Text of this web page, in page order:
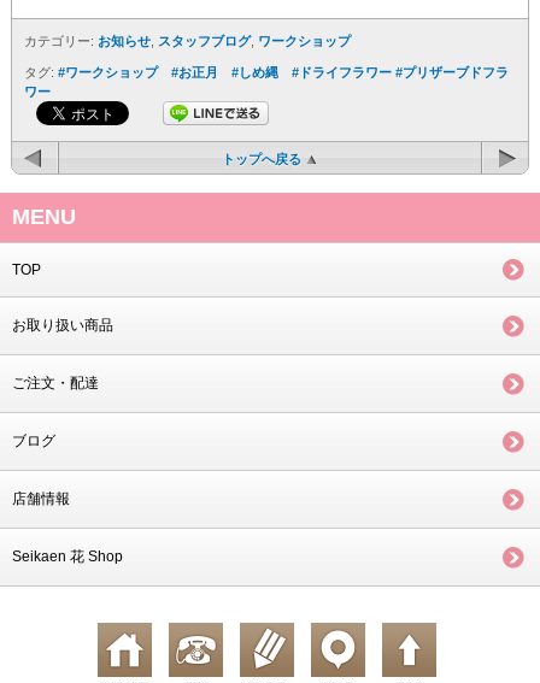
カテゴリー: お知らせ スタッフブログ, ワークショップ
タグ: #ワークショップ #お正月 #しめ縄 #ドライフラワー #プリザーブドフラ
ワー
トップへ戻る
MENU
TOP
お取り扱い商品
ご注文・配達
ブログ
店舗情報
Seikaen 花 Shop